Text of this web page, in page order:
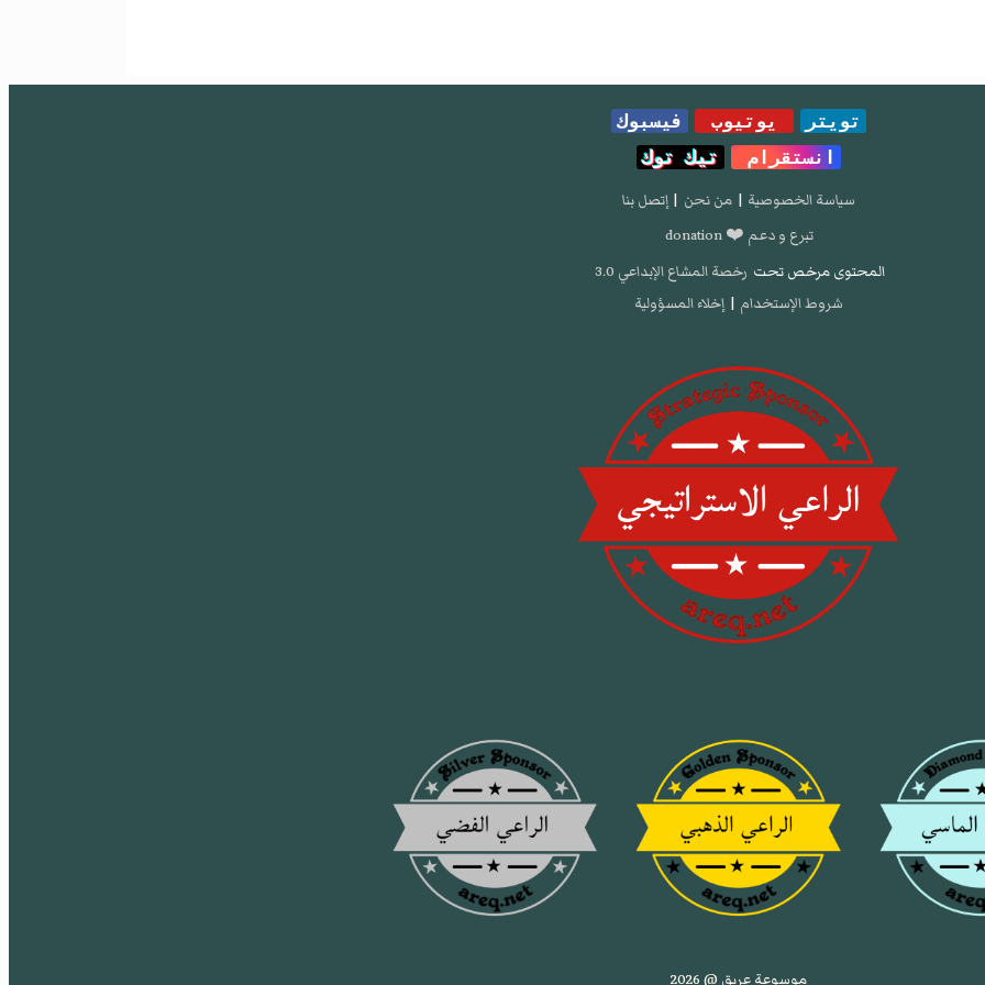
تويتر يوتيوب
فيسبوك
انستقرام
تيك توك
سياسة الخصوصية | من نحن | إتصل بنا
تبرع و دعم ❤️ donation
المحتوى مرخص تحت رخصة المشاع الإبداعي 3.0
شروط الإستخدام | إخلاء المسؤولية
موسوعة عريق @ 2026